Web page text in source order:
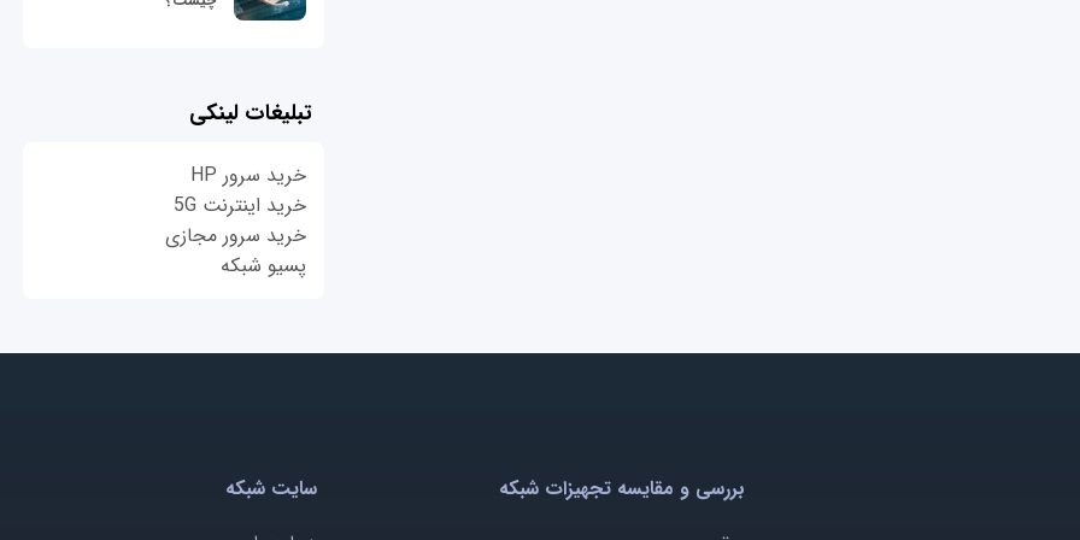
تبلیغات لینکی
خرید سرور HP
خرید اینترنت 5G
خرید سرور مجازی
پسیو شبکه
بررسی و مقایسه تجهیزات شبکه
سایت شبکه